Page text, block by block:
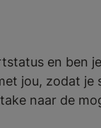
en ben
jou, zodat
naar de